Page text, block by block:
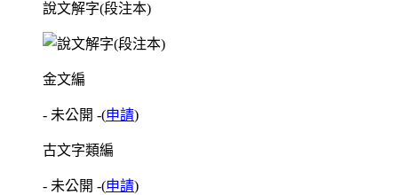
說文解字(段注本)
金文編
- 未公開 -(申請)
古文字類編
- 未公開 -(申請)